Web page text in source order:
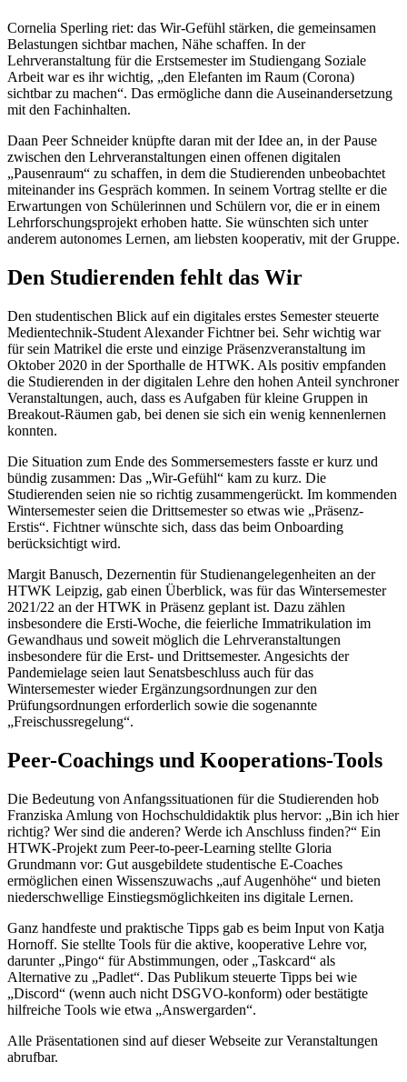
Cornelia Sperling riet: das Wir-Gefühl stärken, die gemeinsamen
Belastungen sichtbar machen, Nähe schaffen. In der
Lehrveranstaltung für die Erstsemester im Studiengang Soziale
Arbeit war es ihr wichtig, „den Elefanten im Raum (Corona)
sichtbar zu machen“. Das ermögliche dann die Auseinandersetzung
mit den Fachinhalten.
Daan Peer Schneider knüpfte daran mit der Idee an, in der Pause
zwischen den Lehrveranstaltungen einen offenen digitalen
„Pausenraum“ zu schaffen, in dem die Studierenden unbeobachtet
miteinander ins Gespräch kommen. In seinem Vortrag stellte er die
Erwartungen von Schülerinnen und Schülern vor, die er in einem
Lehrforschungsprojekt erhoben hatte. Sie wünschten sich unter
anderem autonomes Lernen, am liebsten kooperativ, mit der Gruppe.
Den Studierenden fehlt das Wir
Den studentischen Blick auf ein digitales erstes Semester steuerte
Medientechnik-Student Alexander Fichtner bei. Sehr wichtig war
für sein Matrikel die erste und einzige Präsenzveranstaltung im
Oktober 2020 in der Sporthalle de HTWK. Als positiv empfanden
die Studierenden in der digitalen Lehre den hohen Anteil synchroner
Veranstaltungen, auch, dass es Aufgaben für kleine Gruppen in
Breakout-Räumen gab, bei denen sie sich ein wenig kennenlernen
konnten.
Die Situation zum Ende des Sommersemesters fasste er kurz und
bündig zusammen: Das „Wir-Gefühl“ kam zu kurz. Die
Studierenden seien nie so richtig zusammengerückt. Im kommenden
Wintersemester seien die Drittsemester so etwas wie „Präsenz-
Erstis“. Fichtner wünschte sich, dass das beim Onboarding
berücksichtigt wird.
Margit Banusch, Dezernentin für Studienangelegenheiten an der
HTWK Leipzig, gab einen Überblick, was für das Wintersemester
2021/22 an der HTWK in Präsenz geplant ist. Dazu zählen
insbesondere die Ersti-Woche, die feierliche Immatrikulation im
Gewandhaus und soweit möglich die Lehrveranstaltungen
insbesondere für die Erst- und Drittsemester. Angesichts der
Pandemielage seien laut Senatsbeschluss auch für das
Wintersemester wieder Ergänzungsordnungen zur den
Prüfungsordnungen erforderlich sowie die sogenannte
„Freischussregelung“.
Peer-Coachings und Kooperations-Tools
Die Bedeutung von Anfangssituationen für die Studierenden hob
Franziska Amlung von Hochschuldidaktik plus hervor: „Bin ich hier
richtig? Wer sind die anderen? Werde ich Anschluss finden?“ Ein
HTWK-Projekt zum Peer-to-peer-Learning stellte Gloria
Grundmann vor: Gut ausgebildete studentische E-Coaches
ermöglichen einen Wissenszuwachs „auf Augenhöhe“ und bieten
niederschwellige Einstiegsmöglichkeiten ins digitale Lernen.
Ganz handfeste und praktische Tipps gab es beim Input von Katja
Hornoff. Sie stellte Tools für die aktive, kooperative Lehre vor,
darunter „Pingo“ für Abstimmungen, oder „Taskcard“ als
Alternative zu „Padlet“. Das Publikum steuerte Tipps bei wie
„Discord“ (wenn auch nicht DSGVO-konform) oder bestätigte
hilfreiche Tools wie etwa „Answergarden“.
Alle Präsentationen sind auf dieser Webseite zur Veranstaltungen
abrufbar.